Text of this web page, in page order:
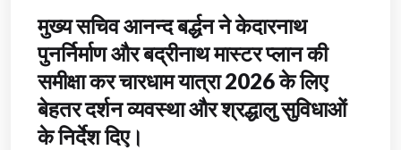
मुख्य सचिव आनन्द बर्द्धन ने केदारनाथ
पुनर्निर्माण और बद्रीनाथ मास्टर प्लान की
समीक्षा कर चारधाम यात्रा 2026 के लिए
बेहतर दर्शन व्यवस्था और श्रद्धालु सुविधाओं
के निर्देश दिए।